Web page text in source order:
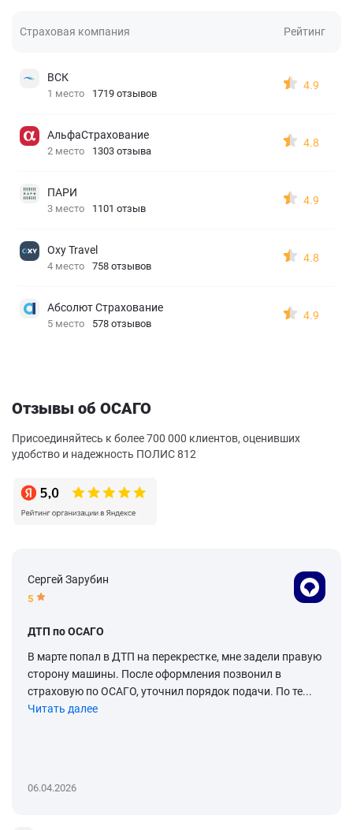
Страховая компания Рейтинг
ВСК
1 место 1719 отзывов
4.9
АльфаСтрахование
2 место 1303 отзыва
4.8
ПАРИ
3 место 1101 отзыв
4.9
Oxy Travel
4 место 758 отзывов
4.8
Абсолют Страхование
5 место 578 отзывов
4.9
Отзывы об ОСАГО
Присоединяйтесь к более 700 000 клиентов, оценивших
удобство и надежность ПОЛИС 812
Сергей Зарубин
5
ДТП по ОСАГО
В марте попал в ДТП на перекрестке, мне задели правую
сторону машины. После оформления позвонил в
страховую по ОСАГО, уточнил порядок подачи. По те...
Читать далее
06.04.2026